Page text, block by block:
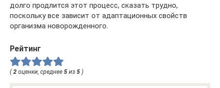
долго продлится этот процесс, сказать трудно,
поскольку все зависит от адаптационных свойств
организма новорожденного.
Рейтинг
(2 оценки, среднее 5 из 5 )